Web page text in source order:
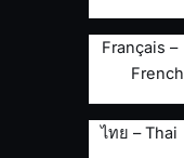
Français –
French
ไทย – Thai